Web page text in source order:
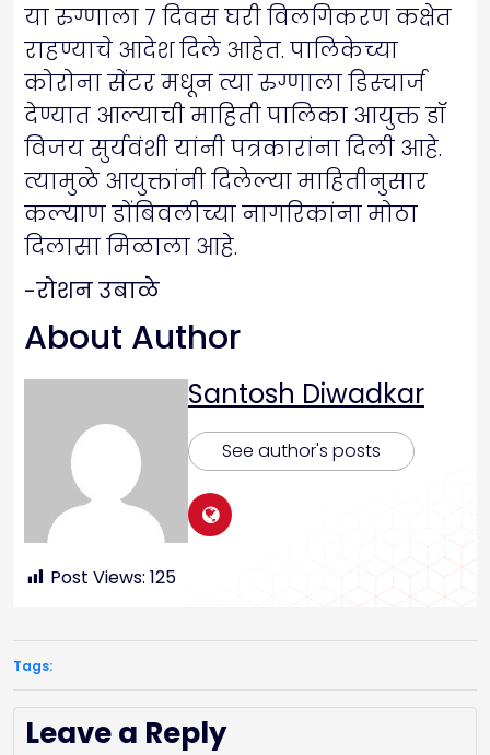
या रुग्णाला ७ दिवस घरी विलगिकरण कक्षेत
राहण्याचे आदेश दिले आहेत. पालिकेच्या
कोरोना सेंटर मधून त्या रुग्णाला डिस्चार्ज
देण्यात आल्याची माहिती पालिका आयुक्त डॉ
विजय सुर्यवंशी यांनी पत्रकारांना दिली आहे.
त्यामुळे आयुक्तांनी दिलेल्या माहितीनुसार
कल्याण डोंबिवलीच्या नागरिकांना मोठा
दिलासा मिळाला आहे.
-रोशन उबाळे
About Author
Santosh Diwadkar
See author's posts
Post Views: 125
Tags:
Leave a Reply